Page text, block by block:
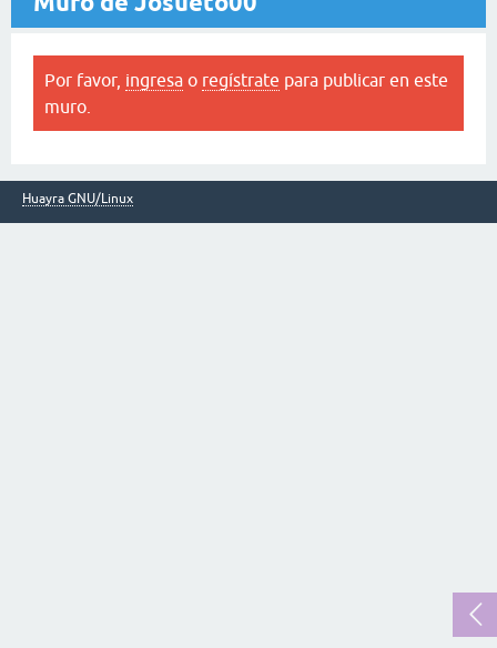
Por favor, ingresa o regístrate para publicar en este
muro.
Huayra GNU/Linux